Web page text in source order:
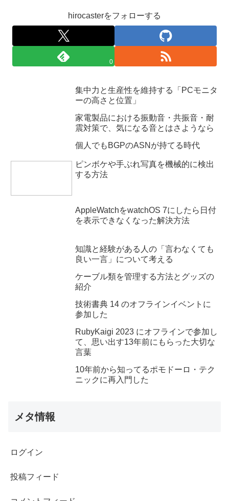
hirocasterをフォローする
0
集中力と生産性を維持する「PCモニタ
ーの高さと位置」
家電製品における振動音・共振音・耐
震対策で、気になる音とはさようなら
個人でもBGPのASNが持てる時代
ピンボケや手ぶれ写真を機械的に検出
する方法
AppleWatchをwatchOS 7にしたら日付
を表示できなくなった解決方法
知識と経験がある人の「言わなくても
良い一言」について考える
ケーブル類を管理する方法とグッズの
紹介
技術書典 14 のオフラインイベントに
参加した
RubyKaigi 2023 にオフラインで参加し
て、思い出す13年前にもらった大切な
言葉
10年前から知ってるポモドーロ・テク
ニックに再入門した
メタ情報
ログイン
投稿フィード